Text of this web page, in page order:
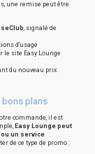
une remise peut être
, signalé de
d'usage
le site Easy Lounge
du nouveau prix
bons plans
commande, il est
Easy Lounge peut
un service
de ce type de promo :